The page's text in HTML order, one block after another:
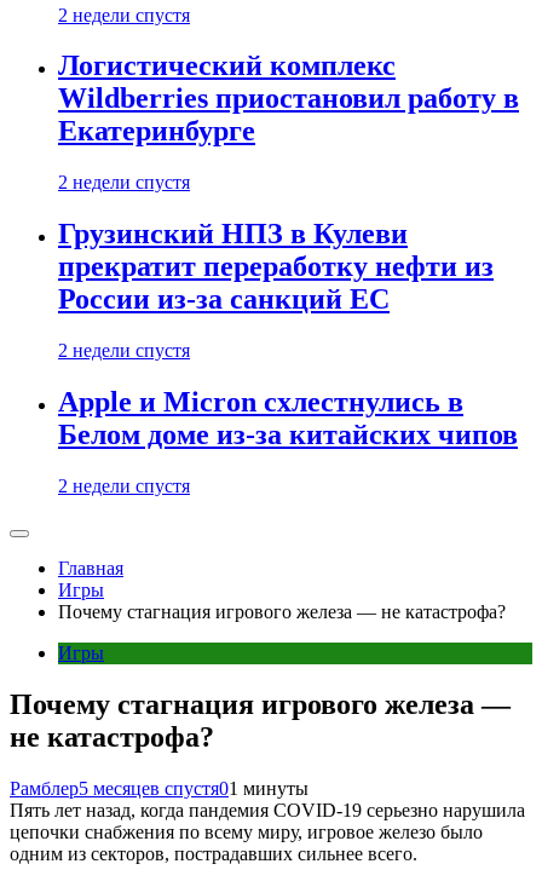
2 недели спустя
Логистический комплекс
Wildberries приостановил работу в
Екатеринбурге
2 недели спустя
Грузинский НПЗ в Кулеви
прекратит переработку нефти из
России из-за санкций ЕС
2 недели спустя
Apple и Micron схлестнулись в
Белом доме из-за китайских чипов
2 недели спустя
Главная
Игры
Почему стагнация игрового железа — не катастрофа?
Игры
Почему стагнация игрового железа —
не катастрофа?
Рамблер5 месяцев спустя01 минуты
Пять лет назад, когда пандемия COVID-19 серьезно нарушила
цепочки снабжения по всему миру, игровое железо было
одним из секторов, пострадавших сильнее всего.